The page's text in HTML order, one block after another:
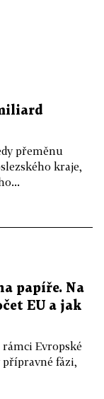
přeměnu
kraje,
papíře. Na
EU a jak
Evropské
přípravné fázi,